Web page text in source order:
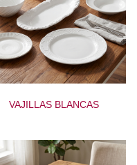
VAJILLAS BLANCAS